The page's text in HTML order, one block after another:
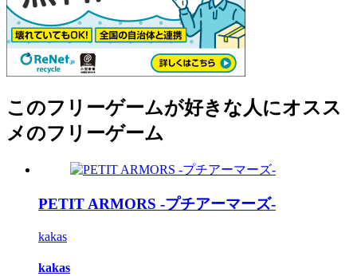
このフリーゲームが好きな人にオスス
メのフリーゲーム
PETIT ARMORS -プチアーマーズ-
kakas
kakas